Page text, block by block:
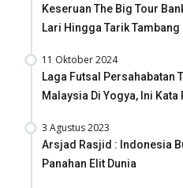
Keseruan The Big Tour
Lari Hingga Tarik Tambang
11 Oktober 2024
Laga Futsal Persahabatan
Malaysia Di Yogya, Ini Kata
3 Agustus 2023
Arsjad Rasjid : Indonesia
Panahan Elit Dunia